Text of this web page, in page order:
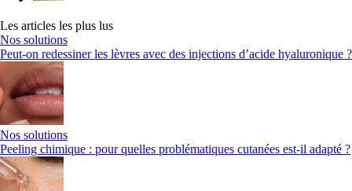
Les articles les plus lus
Nos solutions
Peut-on redessiner les lèvres avec des injections d’acide hyaluronique ?
Nos solutions
Peeling chimique : pour quelles problématiques cutanées est-il adapté ?